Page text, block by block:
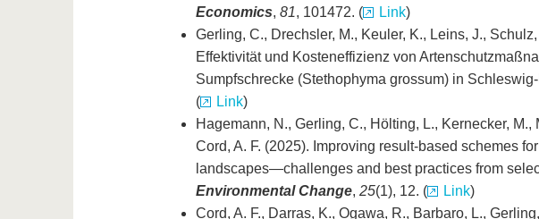
Economics, 81, 101472. ( Link)
Gerling, C., Drechsler, M., Keuler, K., Leins, J.,
Effektivität und Kosteneffizienz von
Sumpfschrecke (Stethophyma grossum) in
(
Link)
Hagemann, N., Gerling, C., Hölting, L., Kernecker,
Cord, A. F. (2025). Improving result-based schemes
landscapes—challenges and best practices from
Environmental Change, 25(1), 12. ( Link)
Cord, A. F., Darras, K., Ogawa, R., Barbaro, L.,